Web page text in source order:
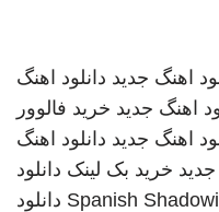
اهنگ جدید دانلود اهنگ
اهنگ جدید خرید فالوور
اهنگ جدید دانلود اهنگ
جدید خرید بک لینک دانلود
Spanish دانلود